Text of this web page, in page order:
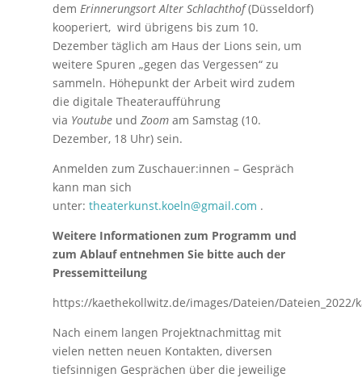
dem Erinnerungsort Alter Schlachthof(Düsseldorf)
kooperiert, wird übrigens bis zum 10.
Dezember täglich am Haus der Lions sein, um
weitere Spuren „gegen das Vergessen“ zu
sammeln. Höhepunkt der Arbeit wird zudem
die digitale Theateraufführung
via Youtubeund Zoomam Samstag (10.
Dezember, 18 Uhr) sein.
Anmelden zum Zuschauer:innen – Gespräch
kann man sich
unter: theaterkunst.koeln@gmail.com .
Weitere Informationen zum Programm und
zum Ablauf entnehmen Sie bitte auch der
Pressemitteilung
https://kaethekollwitz.de/images/Dateien/
Nach einem langen Projektnachmittag mit
vielen netten neuen Kontakten, diversen
tiefsinnigen Gesprächen über die jeweilige